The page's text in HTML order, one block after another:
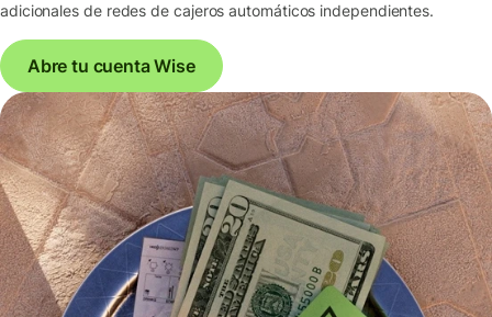
adicionales de redes de cajeros automáticos independientes.
Abre tu cuenta Wise